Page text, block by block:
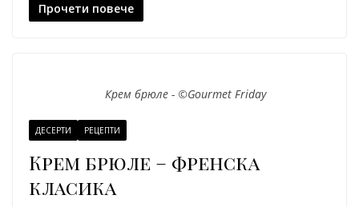
Прочети повече
Крем брюле - ©Gourmet Friday
ДЕСЕРТИ РЕЦЕПТИ
Крем брюле – френска
класика